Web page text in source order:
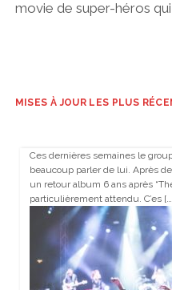
movie de super-héros qui
MISES À JOUR LES PLUS
Ces dernières semaines le
beaucoup parler de lui. Après
un retour album 6 ans après
particulièrement attendu. C’es